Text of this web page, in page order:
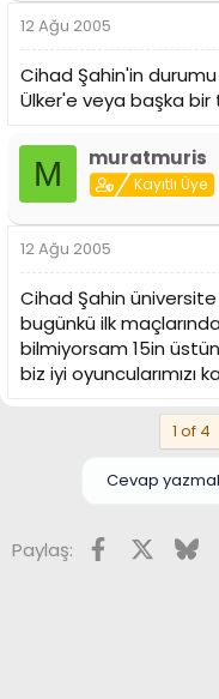
12 Ağu 2005
Cihad Şahin'in
Ülker'e veya başka bir
M muratmuris
Kayıtlı Üye
12 Ağu 2005
Cihad Şahin
bugünkü ilk
bilmiyorsam 15in
biz iyi oyuncularımızı
1 of 4
Cevap
Paylaş: Facebook
X